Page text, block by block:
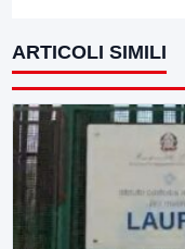
ARTICOLI SIMILI